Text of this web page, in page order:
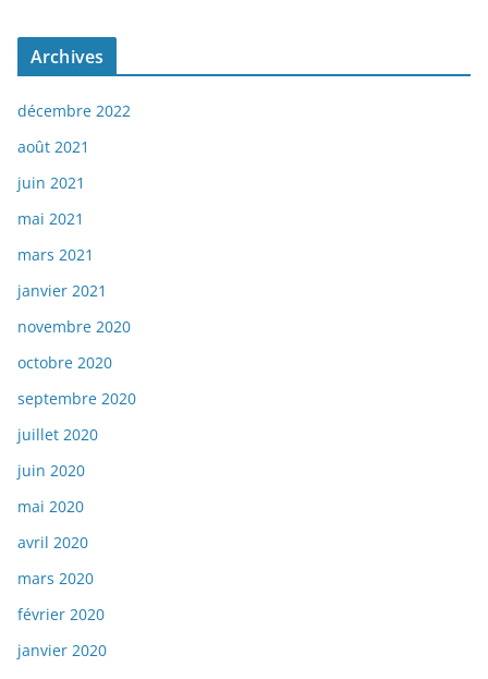
Archives
décembre 2022
août 2021
juin 2021
mai 2021
mars 2021
janvier 2021
novembre 2020
octobre 2020
septembre 2020
juillet 2020
juin 2020
mai 2020
avril 2020
mars 2020
février 2020
janvier 2020